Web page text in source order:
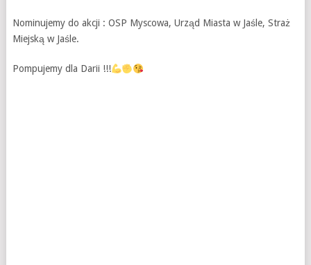
Nominujemy do akcji : OSP Myscowa, Urząd Miasta w Jaśle, Straż
Miejską w Jaśle.
Pompujemy dla Darii !!!